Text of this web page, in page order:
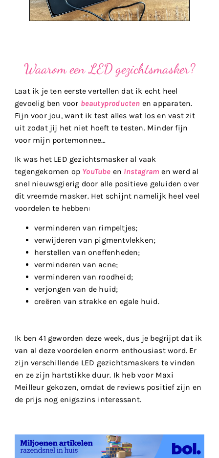
Waarom een LED gezichtsmasker?
Laat ik je ten eerste vertellen dat ik echt heel
gevoelig ben voor beautyproducten en apparaten.
Fijn voor jou, want ik test alles wat los en vast zit
uit zodat jij het niet hoeft te testen. Minder fijn
voor mijn portemonnee…
Ik was het LED gezichtsmasker al vaak
tegengekomen op YouTube en Instagram en werd al
snel nieuwsgierig door alle positieve geluiden over
dit vreemde masker. Het schijnt namelijk heel veel
voordelen te hebben:
verminderen van rimpeltjes;
verwijderen van pigmentvlekken;
herstellen van oneffenheden;
verminderen van acne;
verminderen van roodheid;
verjongen van de huid;
creëren van strakke en egale huid.
Ik ben 41 geworden deze week, dus je begrijpt dat ik
van al deze voordelen enorm enthousiast word. Er
zijn verschillende LED gezichtsmaskers te vinden
en ze zijn hartstikke duur. Ik heb voor Maxi
Meilleur gekozen, omdat de reviews positief zijn en
de prijs nog enigszins interessant.